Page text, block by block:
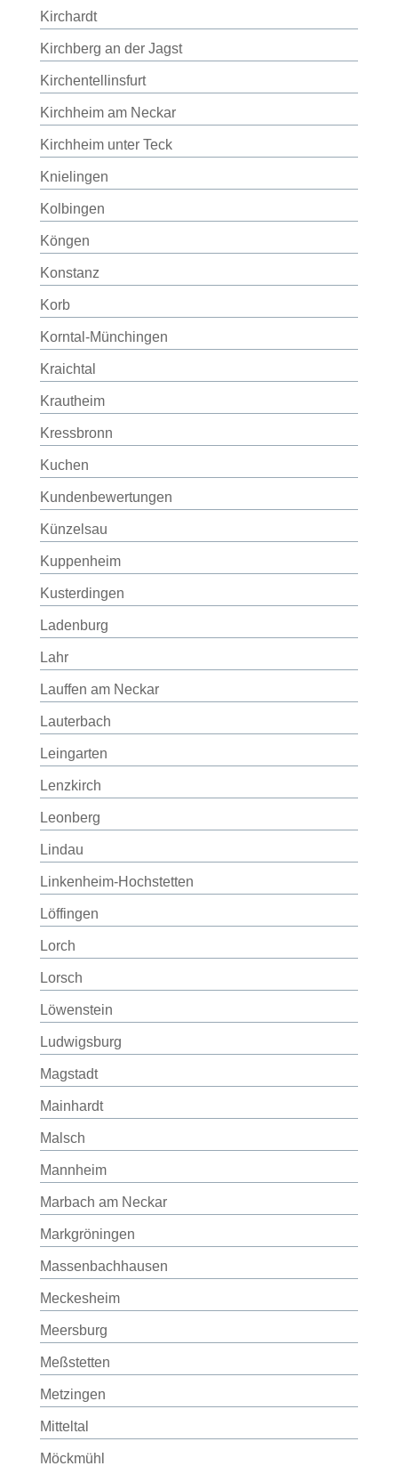
Kirchardt
Kirchberg an der Jagst
Kirchentellinsfurt
Kirchheim am Neckar
Kirchheim unter Teck
Knielingen
Kolbingen
Köngen
Konstanz
Korb
Korntal-Münchingen
Kraichtal
Krautheim
Kressbronn
Kuchen
Kundenbewertungen
Künzelsau
Kuppenheim
Kusterdingen
Ladenburg
Lahr
Lauffen am Neckar
Lauterbach
Leingarten
Lenzkirch
Leonberg
Lindau
Linkenheim-Hochstetten
Löffingen
Lorch
Lorsch
Löwenstein
Ludwigsburg
Magstadt
Mainhardt
Malsch
Mannheim
Marbach am Neckar
Markgröningen
Massenbachhausen
Meckesheim
Meersburg
Meßstetten
Metzingen
Mitteltal
Möckmühl